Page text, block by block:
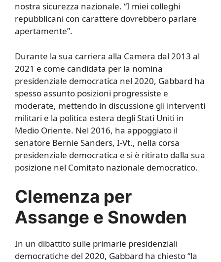
nostra sicurezza nazionale. “I miei colleghi
repubblicani con carattere dovrebbero parlare
apertamente”.
Durante la sua carriera alla Camera dal 2013 al
2021 e come candidata per la nomina
presidenziale democratica nel 2020, Gabbard ha
spesso assunto posizioni progressiste e
moderate, mettendo in discussione gli interventi
militari e la politica estera degli Stati Uniti in
Medio Oriente. Nel 2016, ha appoggiato il
senatore Bernie Sanders, I-Vt., nella corsa
presidenziale democratica e si è ritirato dalla sua
posizione nel Comitato nazionale democratico.
Clemenza per
Assange e Snowden
In un dibattito sulle primarie presidenziali
democratiche del 2020, Gabbard ha chiesto “la